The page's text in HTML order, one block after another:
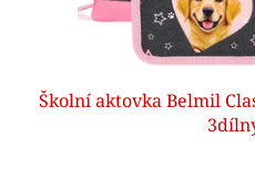
Školní aktovka Belmil